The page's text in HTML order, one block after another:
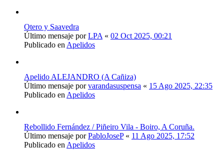
Otero y Saavedra
Último mensaje porLPA « 02 Oct 2025, 00:21
Publicado en Apelidos
Apelido ALEJANDRO (A Cañiza)
Último mensaje porvarandasuspensa « 15 Ago 2025, 22:35
Publicado en Apelidos
Rebollido Fernández / Piñeiro Vila - Boiro, A Coruña.
Último mensaje porPabloJoseP« 11 Ago 2025, 17:52
Publicado en Apelidos